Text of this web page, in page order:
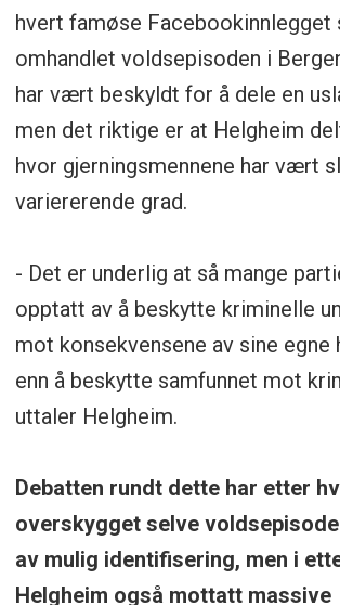
hvert famøse Facebookinnlegget
omhandlet voldsepisoden i
har vært beskyldt for å dele en
men det riktige er at Helgheim
hvor gjerningsmennene har vært
variererende grad.
- Det er underlig at så mange
opptatt av å beskytte kriminelle
mot konsekvensene av sine egne
enn å beskytte samfunnet mot
uttaler Helgheim.
Debatten rundt dette har etter
overskygget selve
av mulig identifisering, men i
Helgheim også mottatt massive